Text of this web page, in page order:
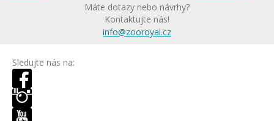
Máte dotazy nebo návrhy?
Kontaktujte nás!
info@zooroyal.cz
Sledujte nás na: